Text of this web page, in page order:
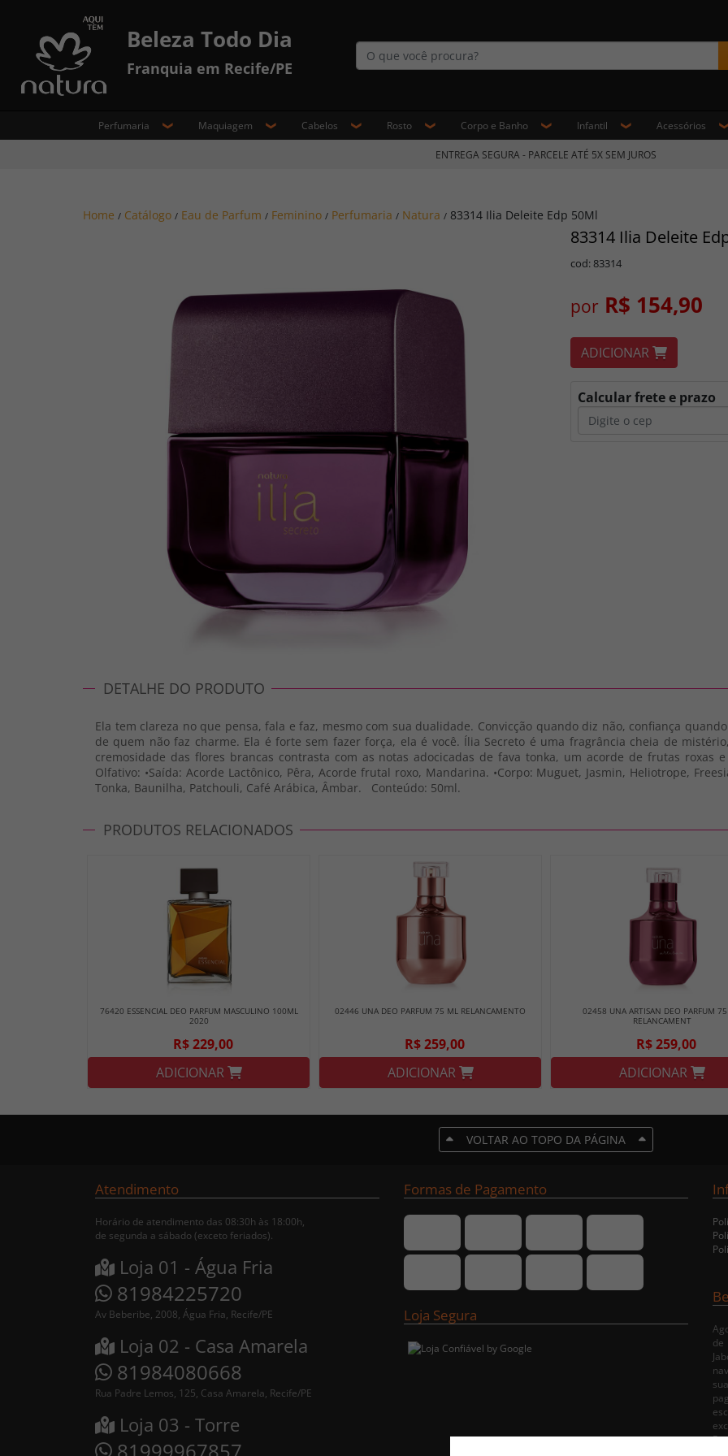
Beleza Todo Dia
Franquia em Recife/PE
Perfumaria Maquiagem Cabelos Rosto Corpo e Banho Infantil Acessórios
ENTREGA SEGURA - PARCELE ATÉ 5X SEM JUROS
Home / Catálogo / Eau de Parfum / Feminino / Perfumaria / Natura / 83314 Ilia Deleite Edp 50Ml
83314 Ilia Deleite
cod: 83314
por R$ 154,90
ADICIONAR
Calcular frete e prazo
DETALHE DO PRODUTO
Ela tem clareza no que pensa, fala e faz, mesmo com sua dualidade. Convicção quando diz não, confiança
de quem não faz charme. Ela é forte sem fazer força, ela é você. Ília Secreto é uma fragrância cheia de
cremosidade das flores brancas contrasta com as notas adocicadas de fava tonka, um acorde de frutas
Olfativo: •Saída: Acorde Lactônico, Pêra, Acorde frutal roxo, Mandarina. •Corpo: Muguet, Jasmin, Heliotrope,
Tonka, Baunilha, Patchouli, Café Arábica, Âmbar. Conteúdo: 50ml.
PRODUTOS RELACIONADOS
76420 ESSENCIAL DEO PARFUM MASCULINO 100ML
2020
R$ 229,00
ADICIONAR
02446 UNA DEO PARFUM 75 ML RELANCAMENTO
R$ 259,00
ADICIONAR
02458 UNA ARTISAN DEO PARFUM
RELANCAMENT
R$ 259,00
ADICIONAR
VOLTAR AO TOPO DA PÁGINA
Atendimento
Horário de atendimento das 08:30h às 18:00h,
de segunda a sábado (exceto feriados).
Loja 01 - Água Fria
81984225720
Av Beberibe, 2008, Água Fria, Recife/PE
Loja 02 - Casa Amarela
81984080668
Rua Padre Lemos, 125, Casa Amarela, Recife/PE
Loja 03 - Torre
Formas de Pagamento
Loja Segura
de